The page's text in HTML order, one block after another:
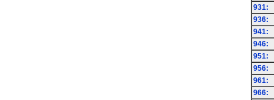
931:
936:
941:
946:
951:
956:
961:
966: